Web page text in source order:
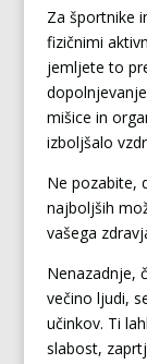
Za športnike
fizičnimi
jemljete to
mišice in
izboljšalo
Ne pozabite,
najboljših
vašega
Nenazadnje,
večino ljudi,
učinkov. Ti
slabost,